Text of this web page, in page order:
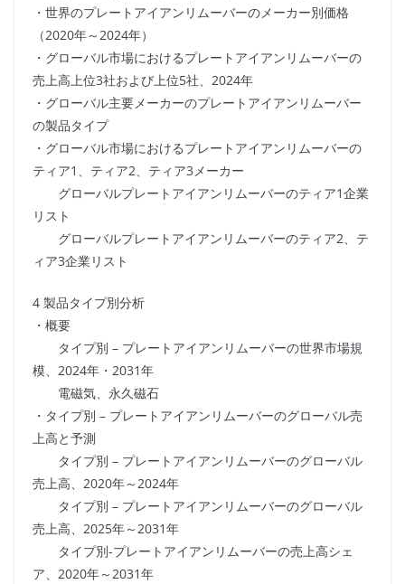
・世界のプレートアイアンリムーバーのメーカー別価格
（2020年～2024年）
・グローバル市場におけるプレートアイアンリムーバーの
売上高上位3社および上位5社、2024年
・グローバル主要メーカーのプレートアイアンリムーバー
の製品タイプ
・グローバル市場におけるプレートアイアンリムーバーの
ティア1、ティア2、ティア3メーカー
グローバルプレートアイアンリムーバーのティア1企業
リスト
グローバルプレートアイアンリムーバーのティア2、テ
ィア3企業リスト
4 製品タイプ別分析
・概要
タイプ別 – プレートアイアンリムーバーの世界市場規
模、2024年・2031年
電磁気、永久磁石
・タイプ別 – プレートアイアンリムーバーのグローバル売
上高と予測
タイプ別 – プレートアイアンリムーバーのグローバル
売上高、2020年～2024年
タイプ別 – プレートアイアンリムーバーのグローバル
売上高、2025年～2031年
タイプ別-プレートアイアンリムーバーの売上高シェ
ア、2020年～2031年